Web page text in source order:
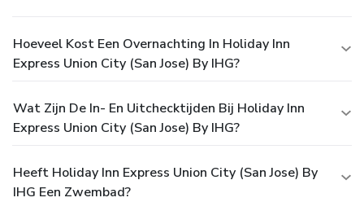
Hoeveel Kost Een Overnachting In Holiday Inn
Express Union City (San Jose) By IHG?
Wat Zijn De In- En Uitchecktijden Bij Holiday Inn
Express Union City (San Jose) By IHG?
Heeft Holiday Inn Express Union City (San Jose) By
IHG Een Zwembad?